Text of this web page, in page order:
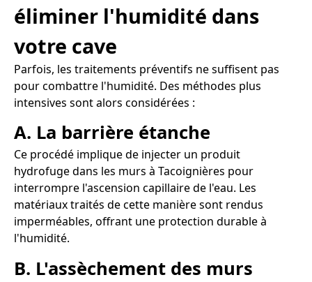
éliminer l'humidité dans
votre cave
Parfois, les traitements préventifs ne suffisent pas
pour combattre l'humidité. Des méthodes plus
intensives sont alors considérées :
A. La barrière étanche
Ce procédé implique de injecter un produit
hydrofuge dans les murs à Tacoignières pour
interrompre l'ascension capillaire de l'eau. Les
matériaux traités de cette manière sont rendus
imperméables, offrant une protection durable à
l'humidité.
B. L'assèchement des murs